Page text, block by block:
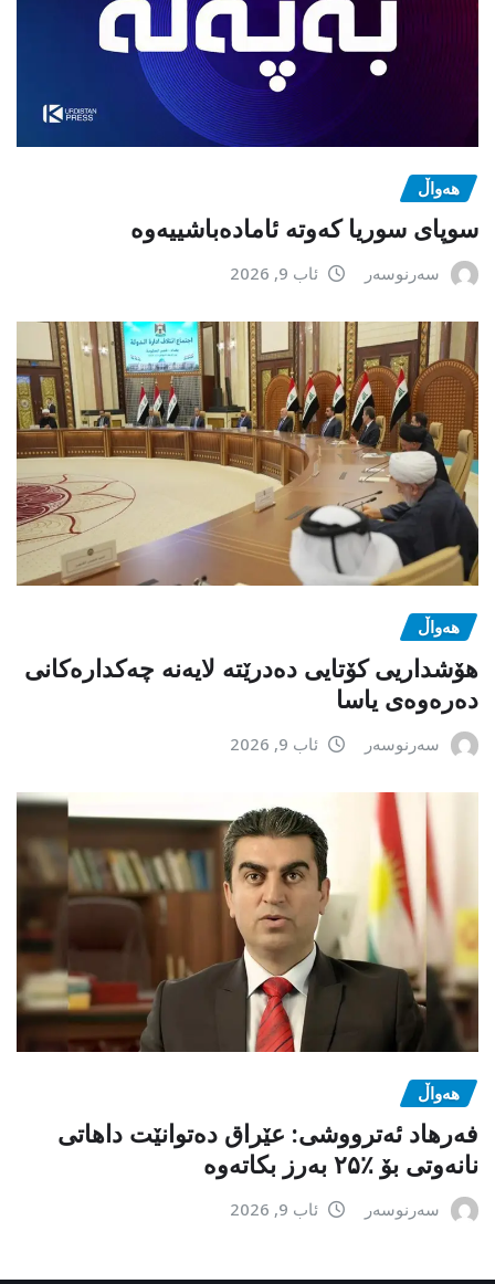
هەواڵ
سوپای سوریا کەوتە ئامادەباشییەوە
سەرنوسەر ئاب 9, 2026
هەواڵ
هۆشداریی کۆتایی دەدرێتە لایەنە چەکدارەکانی
دەرەوەی یاسا
سەرنوسەر ئاب 9, 2026
هەواڵ
فەرهاد ئەترووشی: عێراق دەتوانێت داهاتی
نانەوتی بۆ ٪۲۵ بەرز بکاتەوە
سەرنوسەر ئاب 9, 2026